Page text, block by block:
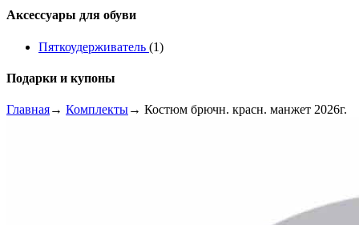
Аксессуары для обуви
Пяткоудерживатель (1)
Подарки и купоны
Главная→ Комплекты→ Костюм брючн. красн. манжет 2026г.